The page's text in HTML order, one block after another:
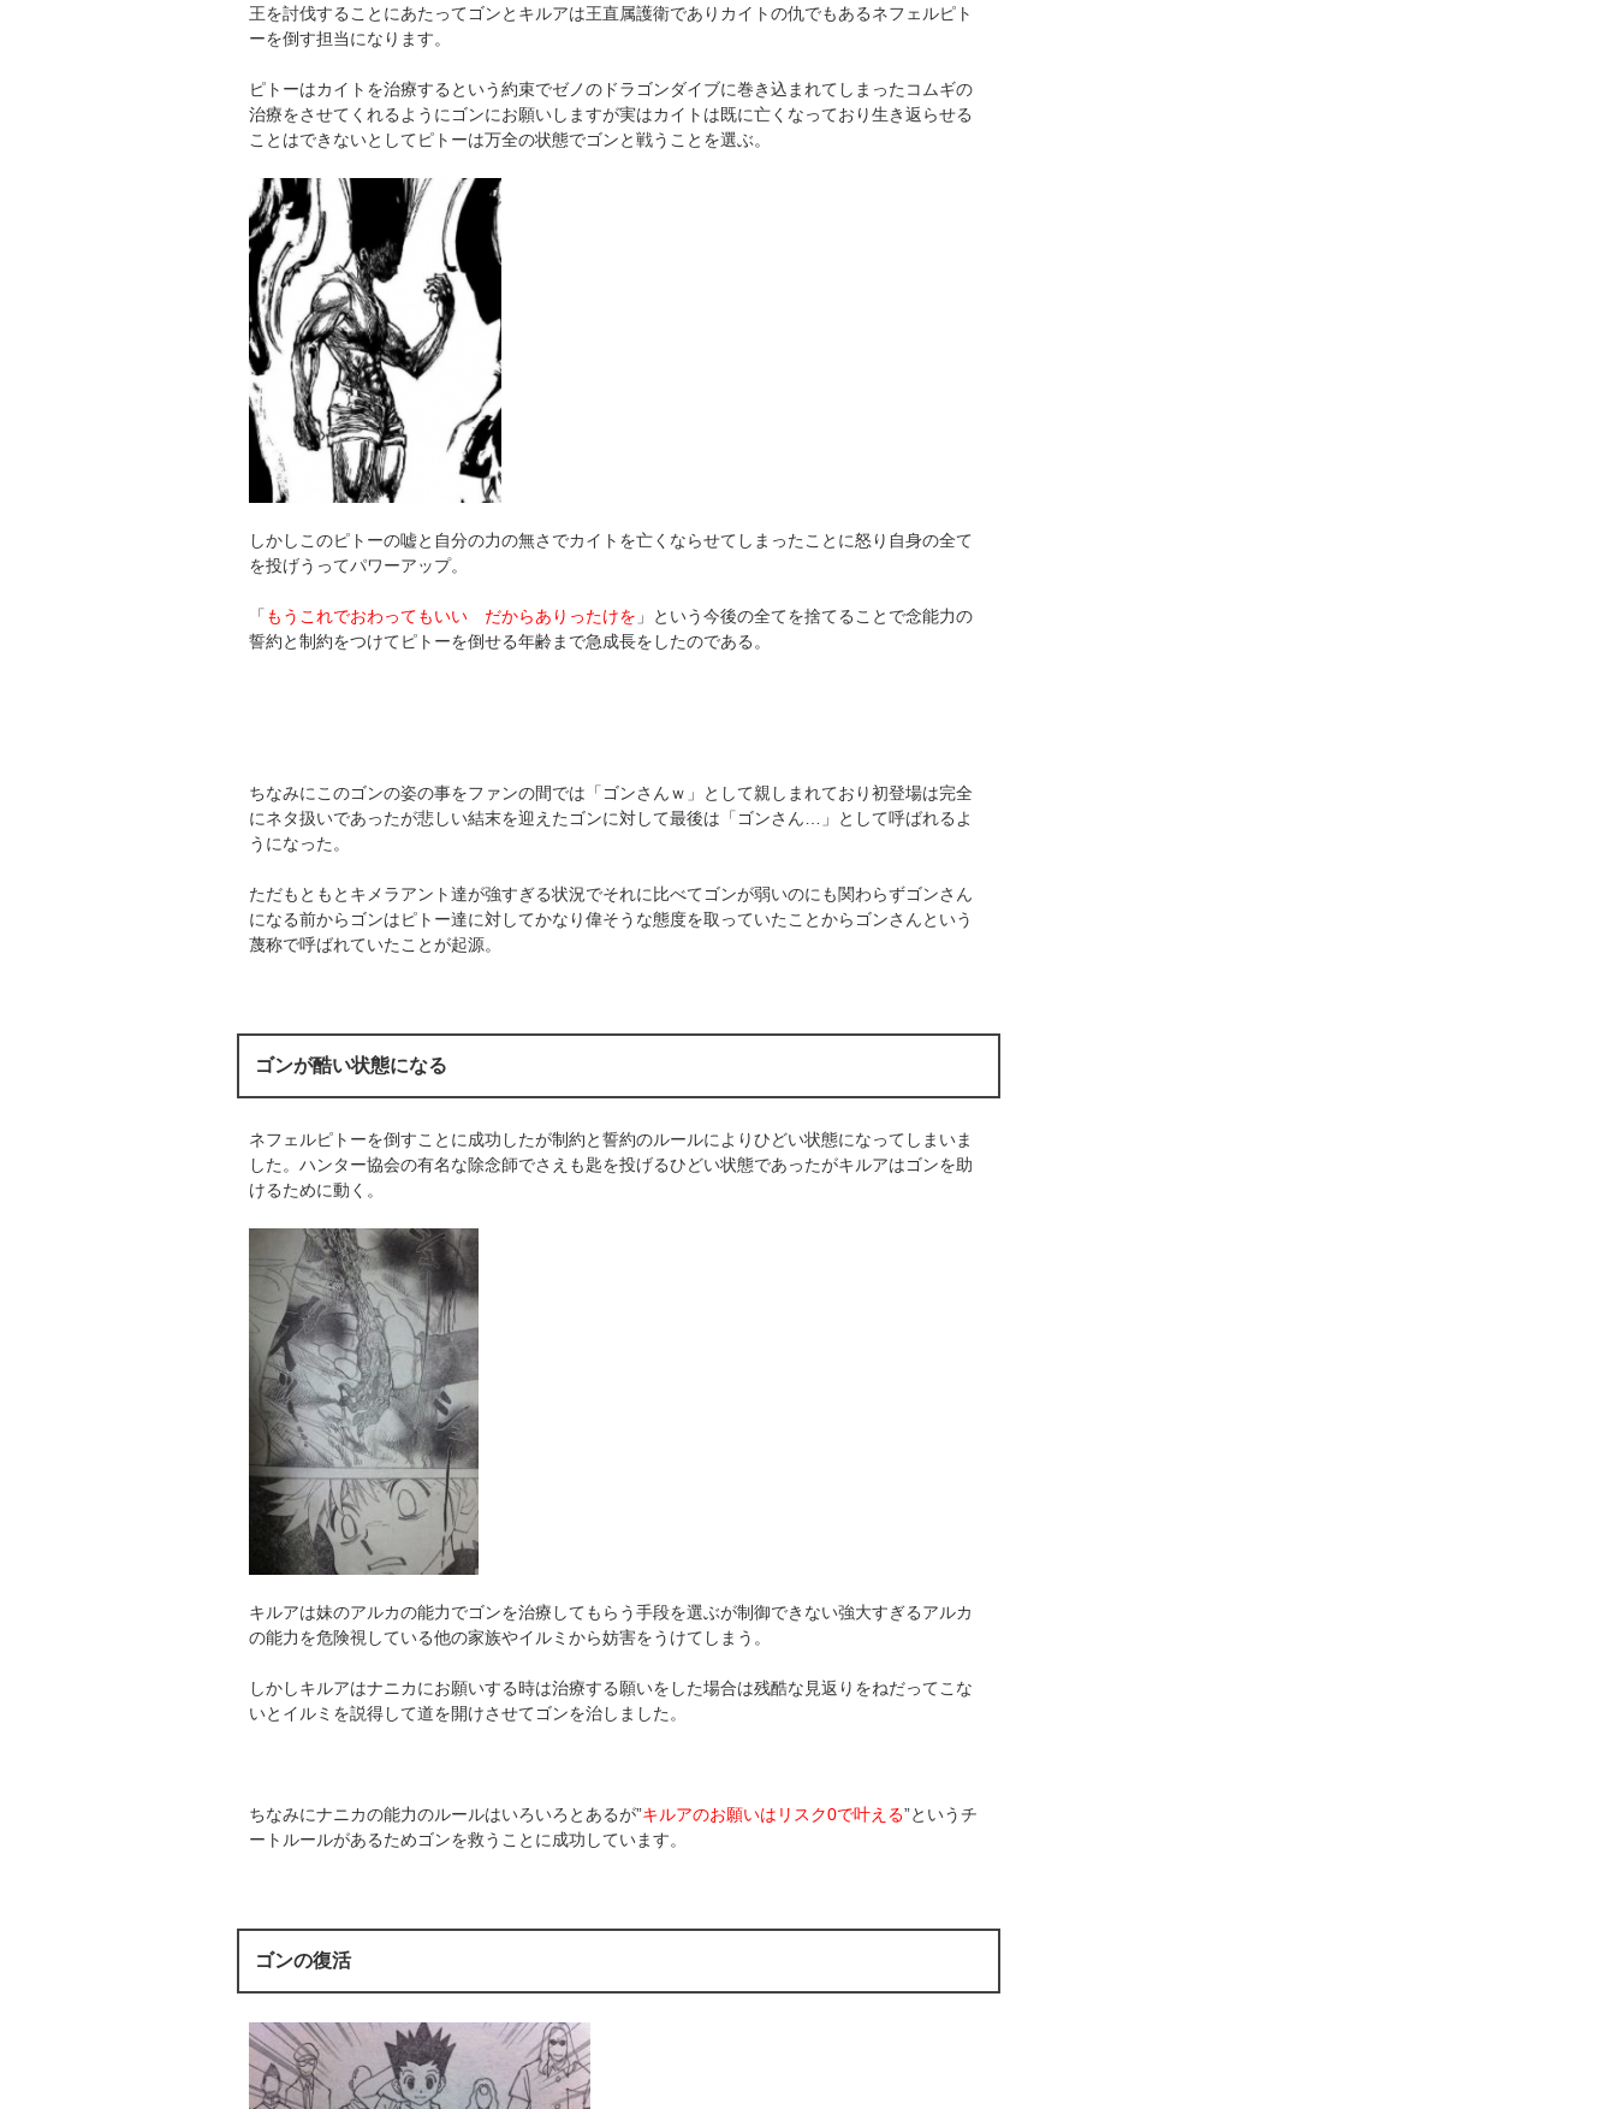
王を討伐することにあたってゴンとキルアは王直属護衛でありカイトの仇でもあるネフェルピト
ーを倒す担当になります。
ピトーはカイトを治療するという約束でゼノのドラゴンダイブに巻き込まれてしまったコムギの
治療をさせてくれるようにゴンにお願いしますが実はカイトは既に亡くなっており生き返らせる
ことはできないとしてピトーは万全の状態でゴンと戦うことを選ぶ。
しかしこのピトーの嘘と自分の力の無さでカイトを亡くならせてしまったことに怒り自身の全て
を投げうってパワーアップ。
「 もうこれでおわってもいい だからありったけを 」という今後の全てを捨てることで念能力の
誓約と制約をつけてピトーを倒せる年齢まで急成長をしたのである。
ちなみにこのゴンの姿の事をファンの間では「ゴンさんｗ」として親しまれており初登場は完全
にネタ扱いであったが悲しい結末を迎えたゴンに対して最後は「ゴンさん…」として呼ばれるよ
うになった。
ただもともとキメラアント達が強すぎる状況でそれに比べてゴンが弱いのにも関わらずゴンさん
になる前からゴンはピトー達に対してかなり偉そうな態度を取っていたことからゴンさんという
蔑称で呼ばれていたことが起源。
ゴンが酷い状態になる
ネフェルピトーを倒すことに成功したが制約と誓約のルールによりひどい状態になってしまいま
した。ハンター協会の有名な除念師でさえも匙を投げるひどい状態であったがキルアはゴンを助
けるために動く。
キルアは妹のアルカの能力でゴンを治療してもらう手段を選ぶが制御できない強大すぎるアルカ
の能力を危険視している他の家族やイルミから妨害をうけてしまう。
しかしキルアはナニカにお願いする時は治療する願いをした場合は残酷な見返りをねだってこな
いとイルミを説得して道を開けさせてゴンを治しました。
ちなみにナニカの能力のルールはいろいろとあるが”キルアのお願いはリスク0で叶える”というチ
ートルールがあるためゴンを救うことに成功しています。
ゴンの復活